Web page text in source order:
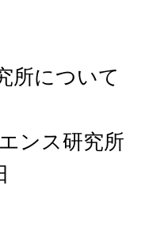
所について
ンス研究所